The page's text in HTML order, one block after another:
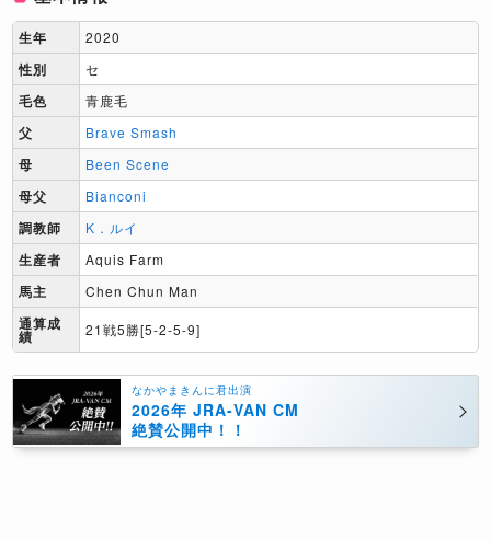
生年 2020
性別 セ
毛色 青鹿毛
父 Brave Smash
母 Been Scene
母父 Bianconi
調教師 K．ルイ
生産者 Aquis Farm
馬主 Chen Chun Man
通算成
績 21戦5勝[5-2-5-9]
なかやまきんに君出演
2026年 JRA-VAN CM
絶賛公開中！！